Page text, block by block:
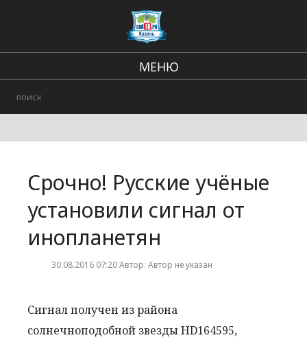
МЕНЮ
Городские события
Срочно! Русские учёные
установили сигнал от
инопланетян
30.08.2016 07:20 Автор: Автор не указан
Сигнал получен из района
солнечноподобной звезды HD164595,